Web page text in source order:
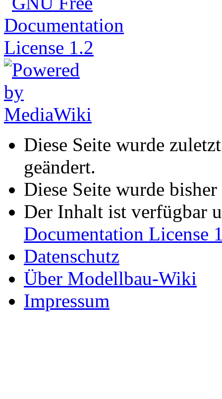
Diese Seite wurde
geändert.
Diese Seite wurde
Der Inhalt ist verfügbar
Documentation License
Datenschutz
Über Modellbau-Wiki
Impressum